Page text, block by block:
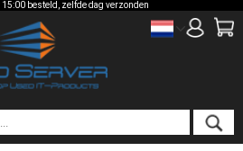
besteld, zelfde dag verzonden